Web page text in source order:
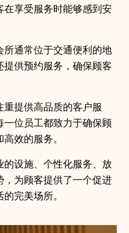
享受服务时能够感到安
通常位于交通便利的地
供预约服务，确保顾客
提供高品质的客户服
位员工都致力于确保顾
效的服务。
设施、个性化服务、放
为顾客提供了一个促进
完美场所。